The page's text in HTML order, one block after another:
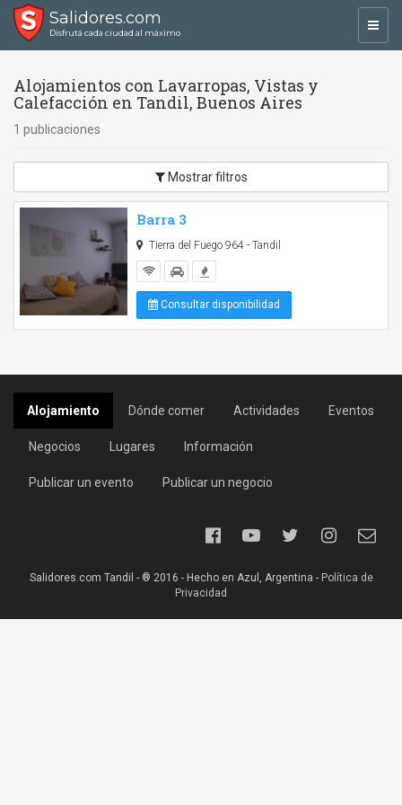
Salidores.com
Disfrutá cada ciudad al máximo
Alojamientos con Lavarropas, Vistas y
Calefacción en Tandil, Buenos Aires
1 publicaciones
Mostrar filtros
Barra 3
Tierra del Fuego 964 - Tandil
Consultar disponibilidad
Alojamiento Dónde comer Actividades Eventos
Negocios Lugares Información
Publicar un evento Publicar un negocio
Salidores.com Tandil - ® 2016 - Hecho en Azul, Argentina - Política de
Privacidad